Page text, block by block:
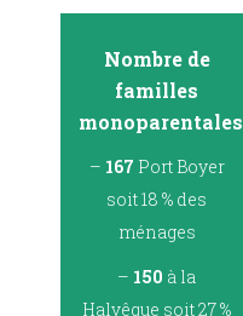
Nombre de
familles
monoparentales
– 167 Port Boyer
soit 18 % des
ménages
– 150 à la
Halvêque soit 27 %